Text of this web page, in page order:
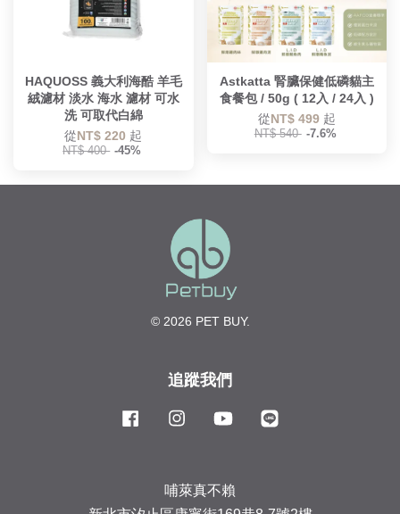
HAQUOSS 義大利海酷 羊毛
絨濾材 淡水 海水 濾材 可水
洗 可取代白綿
從NT$ 220 起
NT$ 400 -45%
Astkatta 腎臟保健低磷貓主
食餐包 / 50g ( 12入 / 24入 )
從NT$ 499 起
NT$ 540 -7.6%
© 2026 PET BUY.
追蹤我們
Facebook Instagram YouTube
哺萊真不賴